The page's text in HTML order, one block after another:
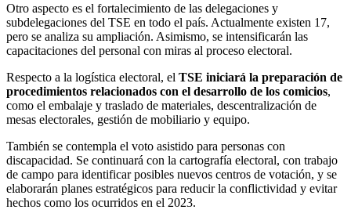
Otro aspecto es el fortalecimiento de las delegaciones y
subdelegaciones del TSE en todo el país. Actualmente existen 17,
pero se analiza su ampliación. Asimismo, se intensificarán las
capacitaciones del personal con miras al proceso electoral.
Respecto a la logística electoral, el TSE iniciará la preparación de
procedimientos relacionados con el desarrollo de los comicios,
como el embalaje y traslado de materiales, descentralización de
mesas electorales, gestión de mobiliario y equipo.
También se contempla el voto asistido para personas con
discapacidad. Se continuará con la cartografía electoral, con trabajo
de campo para identificar posibles nuevos centros de votación, y se
elaborarán planes estratégicos para reducir la conflictividad y evitar
hechos como los ocurridos en el 2023.